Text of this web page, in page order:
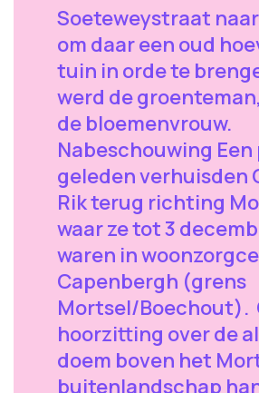
Soeteweystraat
om daar een oud
tuin in orde te
werd de
de bloemenvrouw.
Nabeschouwing
geleden verhuisden
Rik terug richting
waar ze tot 3
waren in
Capenbergh (grens
Mortsel/Boechout).
hoorzitting over de
doem boven het
buitenlandschap